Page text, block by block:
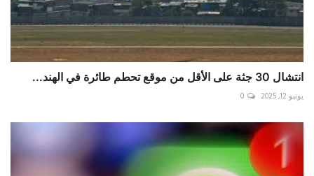
انتشال 30 جثة على الأقل من موقع تحطم طائرة في ⁧‫الهند‬⁩...
يونيو 12, 2025 0